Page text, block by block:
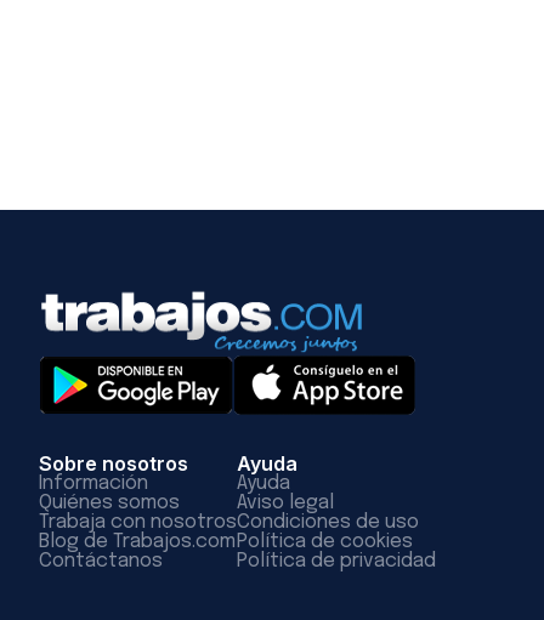
Sobre nosotros
Información
Quiénes somos
Trabaja con nosotros
Blog de Trabajos.com
Contáctanos
Ayuda
Ayuda
Aviso legal
Condiciones de uso
Política de cookies
Política de privacidad